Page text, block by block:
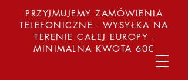
PRZYJMUJEMY ZAMÓWIENIA
TELEFONICZNE - WYSYŁKA NA
TERENIE CAŁEJ EUROPY -
MINIMALNA KWOTA 60€